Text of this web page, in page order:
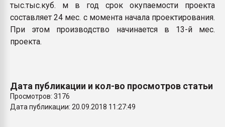
тыс.тыс.куб. м в год срок окупаемости проекта
составляет 24 мес. с момента начала проектирования.
При этом производство начинается в 13-й мес.
проекта.
Дата публикации и кол-во просмотров статьи
Просмотров: 3176
Дата публикации: 20.09.2018 11:27:49